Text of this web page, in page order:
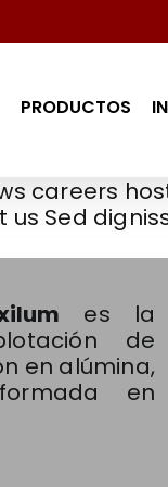
PRODUCTOS
careers
Sed
es la
de
en alúmina,
en